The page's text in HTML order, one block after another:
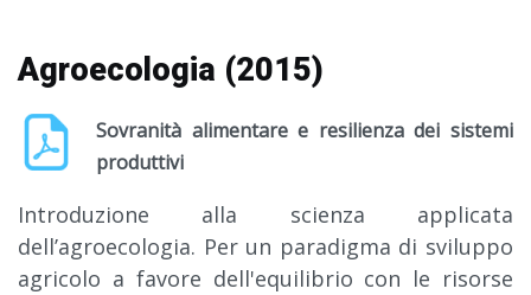
Agroecologia (2015)
Sovranità alimentare e resilienza dei sistemi
produttivi
Introduzione alla scienza applicata
dell’agroecologia. Per un paradigma di sviluppo
agricolo a favore dell'equilibrio con le risorse